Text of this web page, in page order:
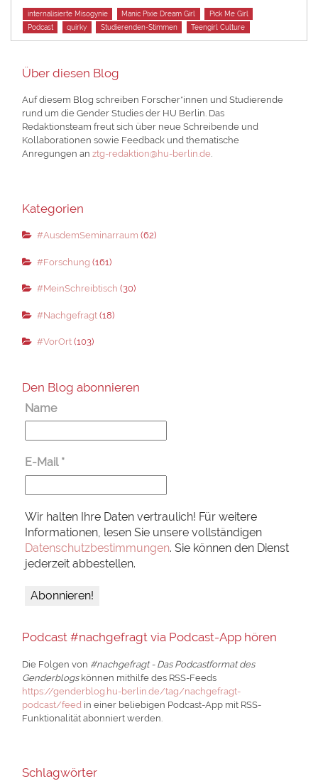
Tags
internalisierte Misogynie Manic Pixie Dream Girl
Pick Me Girl
Podcast
quirky Studierenden-Stimmen Teengirl Culture
Über diesen Blog
Auf diesem Blog schreiben Forscher*innen und Studierende
rund um die Gender Studies der HU Berlin. Das
Redaktionsteam freut sich über neue Schreibende und
Kollaborationen sowie Feedback und thematische
Anregungen anztg-redaktion@hu-berlin.de.
Kategorien
#AusdemSeminarraum (62)
#Forschung (161)
#MeinSchreibtisch (30)
#Nachgefragt(18)
#VorOrt(103)
Den Blog abonnieren
Name
E-Mail *
Wir halten Ihre Daten vertraulich! Für weitere
Informationen, lesen Sie unsere vollständigen
Datenschutzbestimmungen. Sie können den Dienst
jederzeit abbestellen.
Podcast #nachgefragt via Podcast-App hören
Die Folgen von #nachgefragt - Das Podcastformat des
Genderblogskönnen mithilfe des RSS-Feeds
https://genderblog.hu-berlin.de/tag/nachgefragt-
podcast/feed in einer beliebigen Podcast-App mit RSS-
Funktionalität abonniert werden.
Schlagwörter